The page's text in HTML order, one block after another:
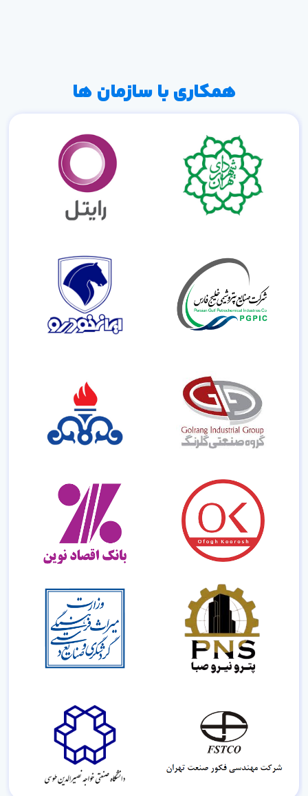
همکاری با سازمان ها